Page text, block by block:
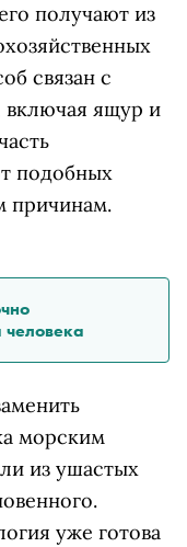
получают из
связан с
включая ящур и
подобных
причинам.
человека
морским
из ушастых
уже готова